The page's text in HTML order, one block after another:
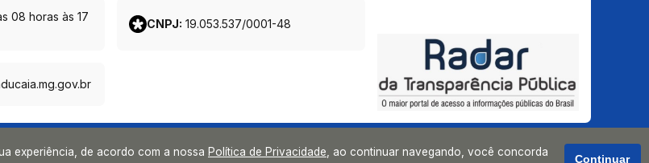
08 horas às 17
CNPJ: 19.053.537/0001-48
experiência, de acordo com a nossa Política de Privacidade , ao continuar navegando, você concorda
Continuar